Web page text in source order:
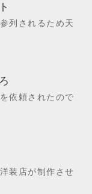
列されるため天
依頼されたので
装店が制作させ